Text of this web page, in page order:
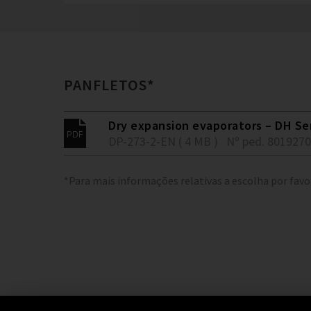
PANFLETOS*
Dry expansion evaporators – DH
*Para mais informações relativas a escolha por